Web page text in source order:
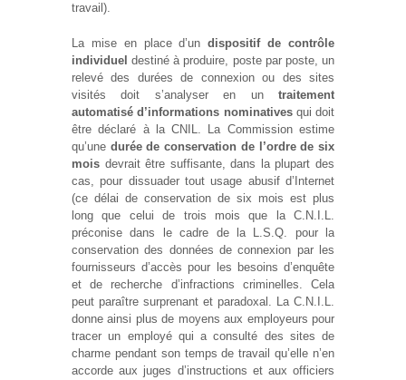
travail).
La mise en place d’undispositif de contrôle
individueldestiné à produire, poste par poste, un
relevé des durées de connexion ou des sites
visités doit s’analyser en un traitement
automatisé d’informations nominativesqui doit
être déclaré à la CNIL. La Commission estime
qu’une durée de conservation de l’ordre de six
mois devrait être suffisante, dans la plupart des
cas, pour dissuader tout usage abusif d’Internet
(ce délai de conservation de six mois est plus
long que celui de trois mois que la C.N.I.L.
préconise dans le cadre de la L.S.Q. pour la
conservation des données de connexion par les
fournisseurs d’accès pour les besoins d’enquête
et de recherche d’infractions criminelles. Cela
peut paraître surprenant et paradoxal. La C.N.I.L.
donne ainsi plus de moyens aux employeurs pour
tracer un employé qui a consulté des sites de
charme pendant son temps de travail qu’elle n’en
accorde aux juges d’instructions et aux officiers